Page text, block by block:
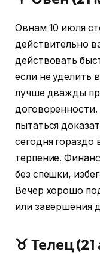
Овнам 10 июля
действительно
действовать
если не уделить
лучше дважды
пытаться
сегодня
терпение.
без спешки,
Вечер хорошо
или завершения
♉ Телец